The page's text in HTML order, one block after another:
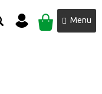
NÁKUPNÍ
KOŠÍK